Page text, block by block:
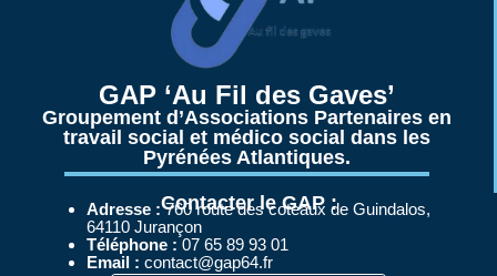
GAP ‘Au Fil des Gaves’
Linke
Groupement d’Associations Partenaires en
travail social et médico social dans les
Pyrénées Atlantiques.
Linke
Contacter le GAP :
Linke
Adresse :760 route des coteaux de Guindalos,
64110 Jurançon
Téléphone : 07 65 89 93 01
Email : contact@gap64.fr
Linke